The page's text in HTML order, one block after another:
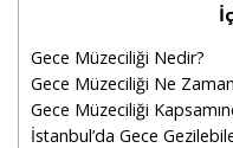
Gece Müzeciliği Nedir?
Gece Müzeciliği Ne
Gece Müzeciliği
İstanbul’da Gece